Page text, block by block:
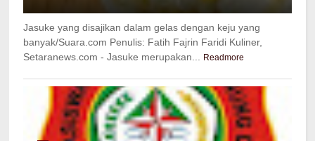
Jasuke yang disajikan dalam gelas dengan keju yang
banyak/Suara.com Penulis: Fatih Fajrin Faridi Kuliner,
Setaranews.com - Jasuke merupakan...
Readmore